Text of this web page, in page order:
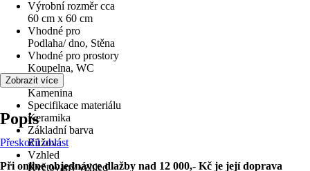
Výrobní rozměr cca
60 cm x 60 cm
Vhodné pro
Podlaha/ dno, Stěna
Vhodné pro prostory
Koupelna, WC
Materiál
Kamenina
Specifikace materiálu
Keramika
Základní barva
Růžová
Vzhled
Květovaný vzhled
Zobrazit více
Popis
Přeskočit oblast
Při online objednávce dlažby nad 12 000,- Kč je její doprava